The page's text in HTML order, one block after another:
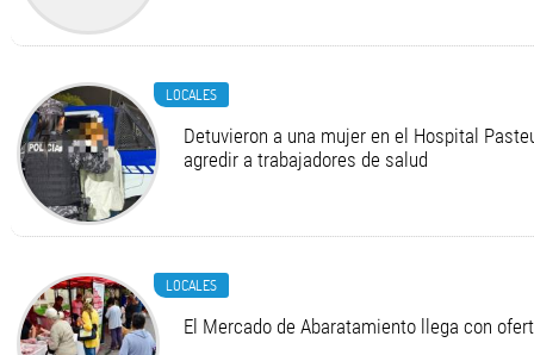
LOCALES
Detuvieron a una mujer en el Hospital
agredir a trabajadores de salud
LOCALES
El Mercado de Abaratamiento llega con